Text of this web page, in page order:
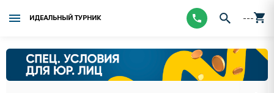
ИДЕАЛЬНЫЙ ТУРНИК ---